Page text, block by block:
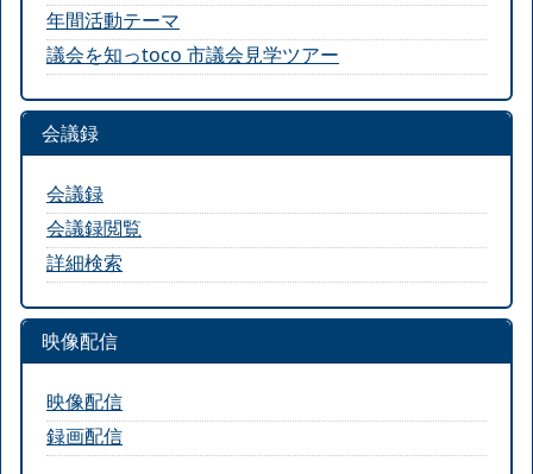
年間活動テーマ
議会を知っtoco 市議会見学ツアー
会議録
会議録
会議録閲覧
詳細検索
映像配信
映像配信
録画配信